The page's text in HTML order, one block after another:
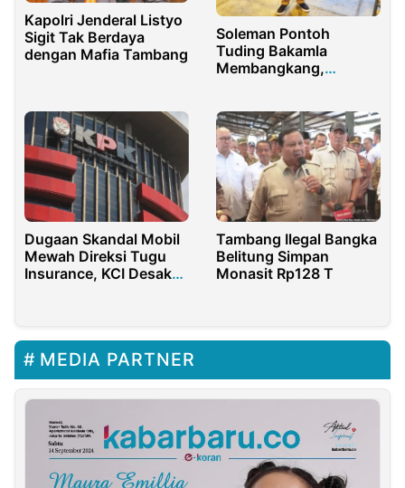
Kapolri Jenderal Listyo
Sigit Tak Berdaya
dengan Mafia Tambang
Soleman Pontoh
Tuding Bakamla
Membangkang,
Dugaan Skandal Mobil
Mewah Direksi Tugu
Insurance, KCI Desak
Tambang Ilegal Bangka
Belitung Simpan
Monasit Rp128 T
MEDIA PARTNER